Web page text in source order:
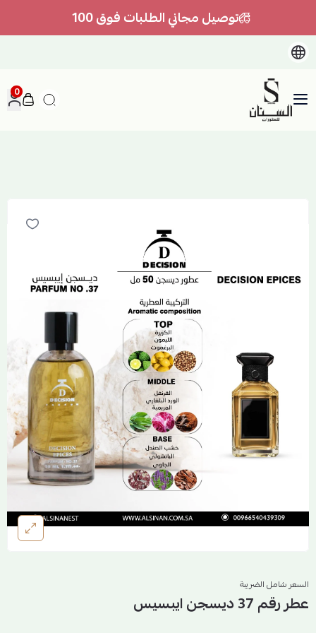
توصيل مجاني الطلبات فوق 100
السنان للعطور والعسل الطبيعي
0
السعر شامل الضريبة
عطر رقم 37 ديسجن ايبسيس